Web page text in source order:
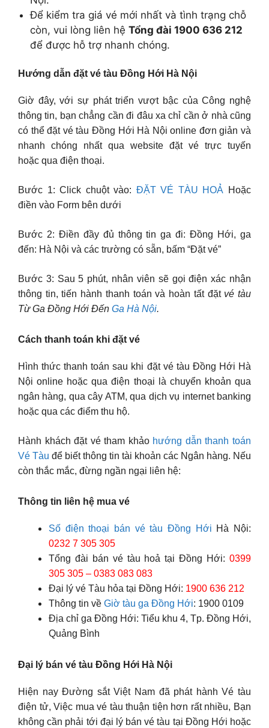
Để kiểm tra giá vé mới nhất và tình trạng chỗ
còn, vui lòng liên hệ Tổng đài 1900 636 212
để được hỗ trợ nhanh chóng.
Hướng dẫn đặt vé tàu Đồng Hới Hà Nội
Giờ đây, với sự phát triển vượt bậc của Công nghệ
thông tin, bạn chẳng cần đi đâu xa chỉ cần ở nhà cũng
có thể đặt vé tàu Đồng Hới Hà Nội online đơn giản và
nhanh chóng nhất qua website đặt vé trực tuyến
hoặc qua điện thoại.
Bước 1: Click chuột vào: ĐẶT VÉ TÀU HOẢ Hoặc
điền vào Form bên dưới
Bước 2: Điền đầy đủ thông tin ga đi: Đồng Hới, ga
đến: Hà Nội và các trường có sẵn, bấm “Đặt vé”
Bước 3: Sau 5 phút, nhân viên sẽ gọi điện xác nhận
thông tin, tiến hành thanh toán và hoàn tất đặt vé tàu
Từ Ga Đồng Hới Đến Ga Hà Nội.
Cách thanh toán khi đặt vé
Hình thức thanh toán sau khi đặt vé tàu Đồng Hới Hà
Nội online hoặc qua điện thoại là chuyển khoản qua
ngân hàng, qua cây ATM, qua dịch vụ internet banking
hoặc qua các điểm thu hộ.
Hành khách đặt vé tham khảo hướng dẫn thanh toán
Vé Tàu để biết thông tin tài khoản các Ngân hàng. Nếu
còn thắc mắc, đừng ngần ngại liên hệ:
Thông tin liên hệ mua vé
Số điện thoại bán vé tàu Đồng Hới Hà Nội:
0232 7 305 305
Tổng đài bán vé tàu hoả tại Đồng Hới: 0399
305 305 – 0383 083 083
Đại lý vé Tàu hỏa tại Đồng Hới: 1900 636 212
Thông tin về Giờ tàu ga Đồng Hới: 1900 0109
Địa chỉ ga Đồng Hới: Tiểu khu 4, Tp. Đồng Hới,
Quảng Bình
Đại lý bán vé tàu Đồng Hới Hà Nội
Hiện nay Đường sắt Việt Nam đã phát hành Vé tàu
điện tử, Việc mua vé tàu thuận tiện hơn rất nhiều, Bạn
không cần phải tới đại lý bán vé tàu tại Đồng Hới hoặc